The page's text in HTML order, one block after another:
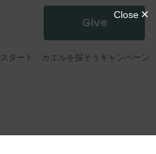
Give
タート カエルを探そうキャンペーン